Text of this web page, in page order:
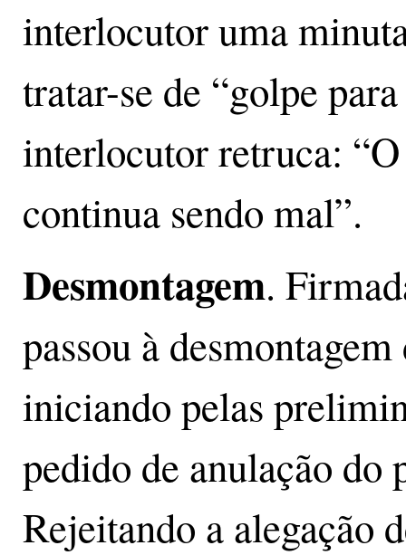
interlocutor uma
tratar-se de “golpe
interlocutor retruca:
continua sendo mal”.
Desmontagem.
passou à
iniciando pelas
pedido de anulação do
Rejeitando a alegação